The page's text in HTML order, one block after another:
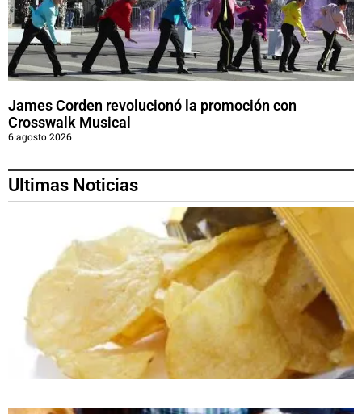
James Corden revolucionó la promoción con
Crosswalk Musical
6 agosto 2026
Ultimas Noticias